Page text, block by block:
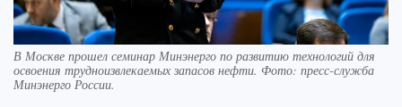
В Москве прошел семинар Минэнерго по развитию технологий для
освоения трудноизвлекаемых запасов нефти. Фото: пресс-служба
Минэнерго России.